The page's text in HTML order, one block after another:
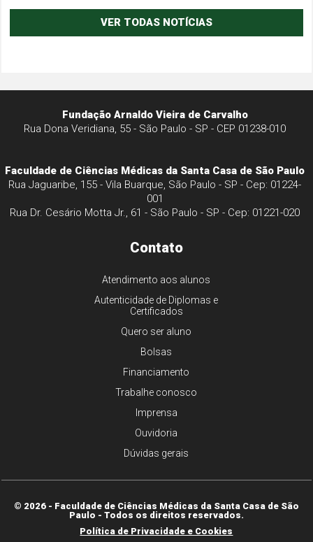
VER TODAS NOTÍCIAS
Fundação Arnaldo Vieira de Carvalho
Rua Dona Veridiana, 55 - São Paulo - SP - CEP 01238-010
Faculdade de Ciências Médicas da Santa Casa de São Paulo
Rua Jaguaribe, 155 - Vila Buarque, São Paulo - SP - Cep: 01224-
001
Rua Dr. Cesário Motta Jr., 61 - São Paulo - SP - Cep: 01221-020
Contato
Atendimento aos alunos
Autenticidade de Diplomas e
Certificados
Quero ser aluno
Bolsas
Financiamento
Trabalhe conosco
Imprensa
Ouvidoria
Dúvidas gerais
© 2026 - Faculdade de Ciências Médicas da Santa Casa de São
Paulo - Todos os direitos reservados.
Política de Privacidade e Cookies